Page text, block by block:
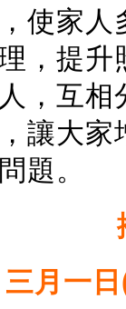
使家
，提
，互
讓大
題。
三月一